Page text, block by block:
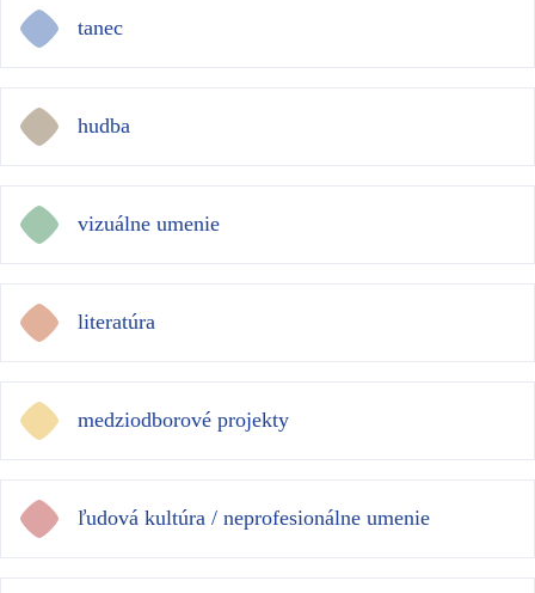
tanec
hudba
vizuálne umenie
literatúra
medziodborové projekty
ľudová kultúra / neprofesionálne umenie